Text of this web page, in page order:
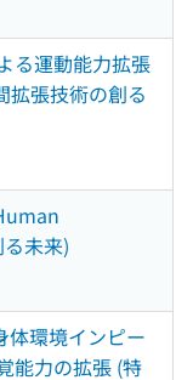
る運動能力拡張
張技術の創る
未来)
体環境インピー
能力の拡張 (特